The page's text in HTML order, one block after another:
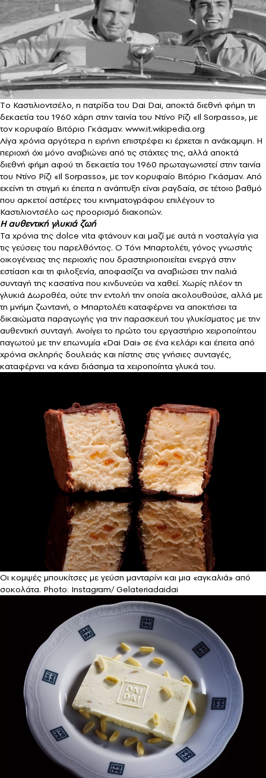
Tο Καστιλιοντσέλο, η πατρίδα του Dai Dai, αποκτά διεθνή φήμη τη
δεκαετία του 1960 χάρη στην ταινία του Ντίνο Ρίζι «Il Sorpasso», με
τον κορυφαίο Βιτόριο Γκάσμαν. www.it.wikipedia.org
Λίγα χρόνια αργότερα η ειρήνη επιστρέφει κι έρχεται η ανάκαμψη. Η
περιοχή όχι μόνο αναβιώνει από τις στάχτες της, αλλά αποκτά
διεθνή φήμη αφού τη δεκαετία του 1960 πρωταγωνιστεί στην ταινία
του Ντίνο Ρίζι «Il Sorpasso», με τον κορυφαίο Βιτόριο Γκάσμαν. Από
εκείνη τη στιγμή κι έπειτα η ανάπτυξη είναι ραγδαία, σε τέτοιο βαθμό
που αρκετοί αστέρες του κινηματογράφου επιλέγουν το
Καστιλιοντσέλο ως προορισμό διακοπών.
Η αυθεντική γλυκιά ζωή
Τα χρόνια της dolce vita φτάνουν και μαζί με αυτά η νοσταλγία για
τις γεύσεις του παρελθόντος. Ο Τόνι Μπαρτολέτι, γόνος γνωστής
οικογένειας της περιοχής που δραστηριοποιείται ενεργά στην
εστίαση και τη φιλοξενία, αποφασίζει να αναβιώσει την παλιά
συνταγή της κασατίνα που κινδυνεύει να χαθεί. Χωρίς πλέον τη
γλυκιά Δωροθέα, ούτε την εντολή την οποία ακολουθούσε, αλλά με
τη μνήμη ζωντανή, ο Μπαρτολέτι καταφέρνει να αποκτήσει τα
δικαιώματα παραγωγής για την παρασκευή του γλυκίσματος με την
αυθεντική συνταγή. Ανοίγει το πρώτο του εργαστήριο χειροποίητου
παγωτού με την επωνυμία «Dai Dai» σε ένα κελάρι και έπειτα από
χρόνια σκληρής δουλειάς και πίστης στις γνήσιες συνταγές,
καταφέρνει να κάνει διάσημα τα χειροποίητα γλυκά του.
Οι κομψές μπουκίτσες με γεύση μανταρίνι και μια «αγκαλιά» από
σοκολάτα. Photo: Instagram/ Gelateriadaidai